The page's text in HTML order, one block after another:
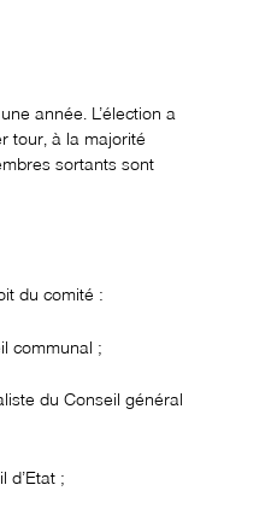
année. L’élection a
tour, à la majorité
sortants sont
du comité :
communal ;
du Conseil général
d’Etat ;